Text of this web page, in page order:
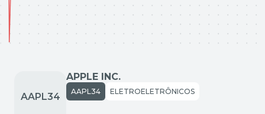
APPLE INC.
AAPL34 ELETROELETRÔNICOS